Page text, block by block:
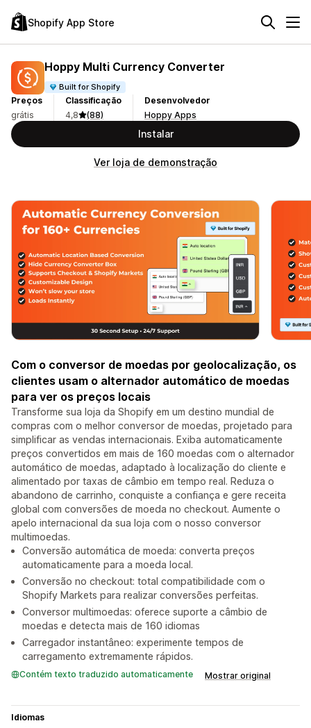
Shopify App Store
Hoppy Multi Currency Converter
Built for Shopify
Preços
grátis
Classificação
4,8
(88)
Desenvolvedor
Hoppy Apps
Instalar
Ver loja de demonstração
Com o conversor de moedas por geolocalização, os
clientes usam o alternador automático de moedas
para ver os preços locais
Transforme sua loja da Shopify em um destino mundial de
compras com o melhor conversor de moedas, projetado para
simplificar as vendas internacionais. Exiba automaticamente
preços convertidos em mais de 160 moedas com o alternador
automático de moedas, adaptado à localização do cliente e
alimentado por taxas de câmbio em tempo real. Reduza o
abandono de carrinho, conquiste a confiança e gere receita
global com conversões de moeda no checkout. Aumente o
apelo internacional da sua loja com o nosso conversor
multimoedas.
Conversão automática de moeda: converta preços
automaticamente para a moeda local.
Conversão no checkout: total compatibilidade com o
Shopify Markets para realizar conversões perfeitas.
Conversor multimoedas: oferece suporte a câmbio de
moedas e detecta mais de 160 idiomas
Carregador instantâneo: experimente tempos de
carregamento extremamente rápidos.
Contém texto traduzido automaticamente Mostrar original
Idiomas